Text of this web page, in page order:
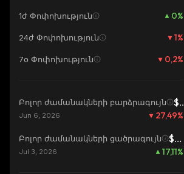
1ժ Փոփոխություն 0%
24ժ Փոփոխություն 1%
7օ Փոփոխություն 0,2%
Բոլոր ժամանակների բարձրագույն $1,36
Jun 6, 2026 27,49%
Բոլոր ժամանակների ցածրագույն $0,8449
Jul 3, 2026 17,11%